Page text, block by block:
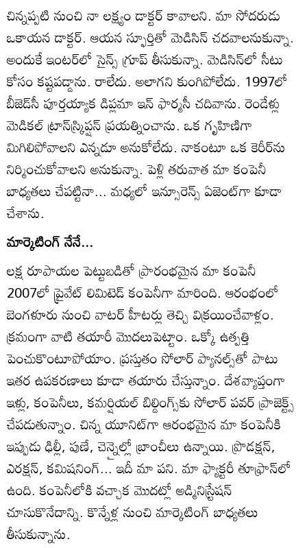
చిన్నప్పటి నుంచి నా లక్ష్యం డాక్టర్‌ కావాలని. మా సోదరుడు
ఒకాయన డాక్టర్‌. ఆయన స్ఫూర్తితో మెడిసిన్‌ చదవాలనుకున్నా.
అందుకే ఇంటర్‌లో సైన్స్‌ గ్రూప్‌ తీసుకున్నా. మెడిసిన్‌లో సీటు
కోసం కష్టపడ్డాను. రాలేదు. అలాగని కుంగిపోలేదు. 1997లో
బీజెడ్‌సీ పూర్తయ్యాక డిప్లమా ఇన్‌ ఫార్మసీ చదివాను. రెండేళ్లు
మెడికల్‌ ట్రాన్‌స్ర్కిప్షన్‌ ప్రయత్నించాను. ఒక గృహిణిగా
మిగిలిపోవాలని ఎన్నడూ అనుకోలేదు. నాకంటూ ఒక కెరీర్‌ను
నిర్మించుకోవాలని అనుకున్నా. పెళ్లి తరువాత మా కంపెనీ
బాధ్యతలు చేపట్టినా... మధ్యలో ఇన్సూరెన్స్‌ ఏజెంట్‌గా కూడా
చేశాను.
మార్కెటింగ్‌ నేనే...
లక్ష రూపాయల పెట్టుబడితో ప్రారంభమైన మా కంపెనీ
2007లో ప్రైవేట్‌ లిమిటెడ్‌ కంపెనీగా మారింది. ఆరంభంలో
బెంగళూరు నుంచి వాటర్‌ హీటర్లు తెచ్చి విక్రయించేవాళ్లం.
క్రమంగా వాటి తయారీ మొదలుపెట్టాం. ఒక్కో ఉత్పత్తి
పెంచుకొంటూపోయాం. ప్రస్తుతం సోలార్‌ ప్యానల్స్‌తో పాటు
ఇతర ఉపకరణాలు కూడా తయారు చేస్తున్నాం. దేశవ్యాప్తంగా
ఇళ్లు, కంపెనీలు, కమర్షియల్‌ బిల్డింగ్స్‌కు సోలార్‌ పవర్‌ ప్రాజెక్ట్స్‌
చేపడుతున్నాం. చిన్న యూనిట్‌గా ఆరంభమైన మా కంపెనీకి
ఇప్పుడు ఢిల్లీ, పుణే, చెన్నైల్లో బ్రాంచీలు ఉన్నాయి. ప్రొడక్షన్‌,
ఎరక్షన్‌, కమిషనింగ్‌... ఇదీ మా పని. మా ఫ్యాక్టరీ తూఫ్రాన్‌లో
ఉంది. కంపెనీలోకి వచ్చాక మొదట్లో అడ్మినిస్ర్టేషన్‌
చూసుకొనేదాన్ని. కొన్నేళ్ల నుంచి మార్కెటింగ్‌ బాధ్యతలు
తీసుకున్నాను.